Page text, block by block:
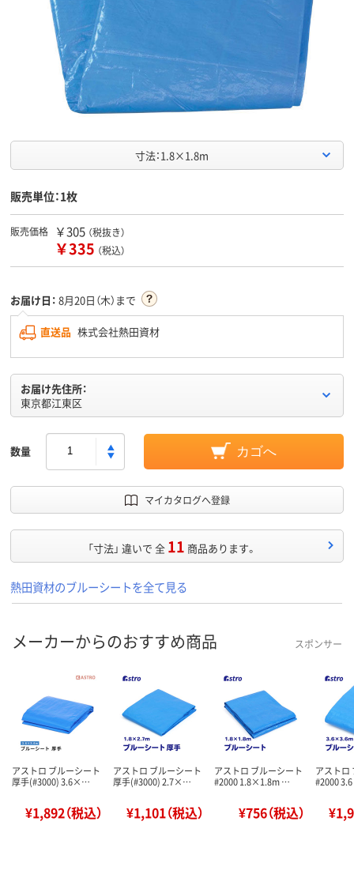
寸法：1.8×1.8m
販売単位：1枚
販売価格 ￥305 （税抜き）
￥335 （税込）
お届け日： 8月20日（木）まで
直送品 株式会社熱田資材
お届け先住所：
東京都江東区
数量 カゴへ
マイカタログへ登録
「寸法」 違いで 全 11 商品あります。
熱田資材のブルーシートを全て見る
メーカーからのおすすめ商品 スポンサー
アストロ ブルーシート
厚手(#3000) 3.6×…
¥1,892（税込）
アストロ ブルーシート
厚手(#3000) 2.7×…
¥1,101（税込）
アストロ ブルーシート
#2000 1.8×1.8m …
¥756（税込）
アストロ
#2000